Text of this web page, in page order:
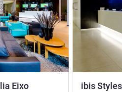
Eixo
ibis